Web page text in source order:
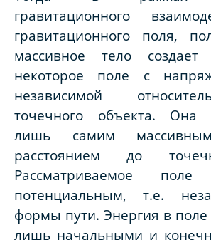
гравитационного
гравитационного поля,
массивное тело создает
некоторое поле с
независимой
точечного объекта. Она
лишь самим
расстоянием до
Рассматриваемое поле
потенциальным, т.е.
формы пути. Энергия в поле
лишь начальными и